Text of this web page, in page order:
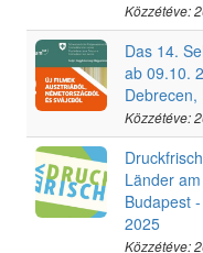
Közzétéve:
Das 14.
ab 09.10.
Debrecen,
Közzétéve:
Länder
Budapest
2025
Közzétéve: